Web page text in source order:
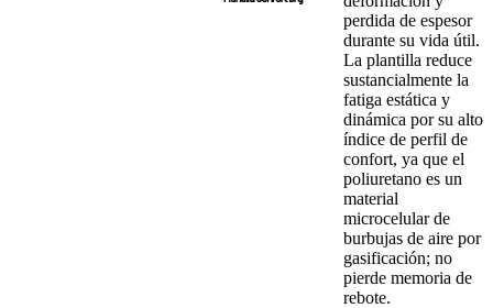
perdida de espesor
durante su vida útil.
La plantilla reduce
sustancialmente la
fatiga estática y
dinámica por su alto
índice de perfil de
confort, ya que el
poliuretano es un
material
microcelular de
burbujas de aire por
gasificación; no
pierde memoria de
rebote.